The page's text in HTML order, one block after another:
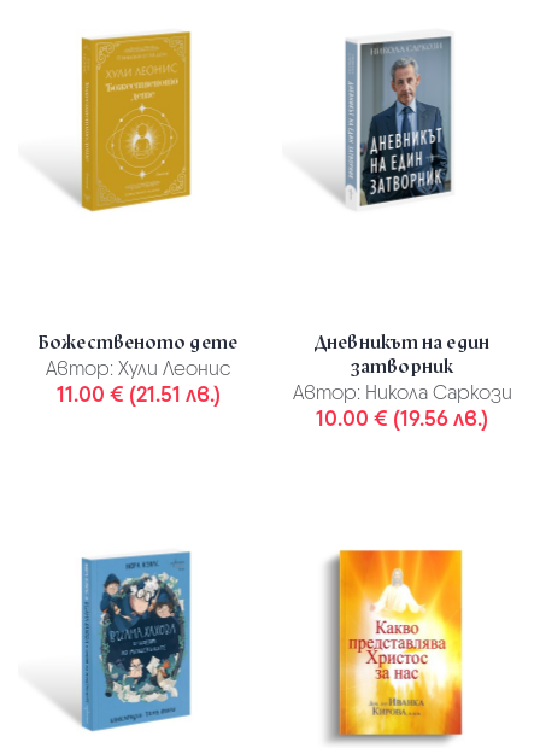
Божественото дете
Автор: Хули Леонис
11.00 € (21.51 лв.)
Дневникът на един
затворник
Автор: Никола Саркози
10.00 € (19.56 лв.)